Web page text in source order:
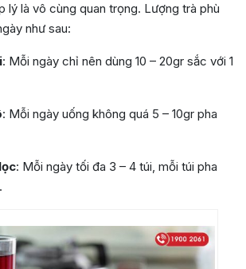
lý là vô cùng quan trọng. Lượng trà phù
như sau:
: Mỗi ngày chỉ nên dùng 10 – 20gr sắc với 1
: Mỗi ngày uống không quá 5 – 10gr pha
: Mỗi ngày tối đa 3 – 4 túi, mỗi túi pha